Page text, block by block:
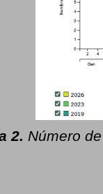
2. Número